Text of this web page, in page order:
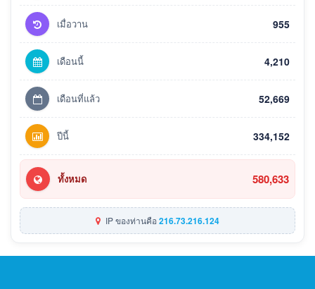
เมื่อวาน 955
เดือนนี้ 4,210
เดือนที่แล้ว 52,669
ปีนี้ 334,152
ทั้งหมด 580,633
IP ของท่านคือ216.73.216.124